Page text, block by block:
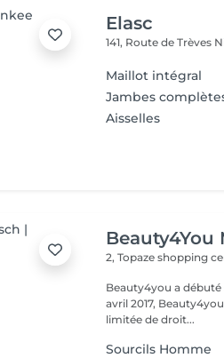
Elasc
141, Route de Trèves
Maillot intégral
Jambes
Aisselles
Beauty4You
2, Topaze shopping
Beauty4you a débuté
avril 2017,
limitée de droit...
Sourcils Homme